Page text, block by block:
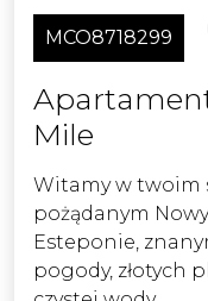
MCO8718299
Mile
Witamy w twoim
pożądanym
Esteponie,
pogody, złotych